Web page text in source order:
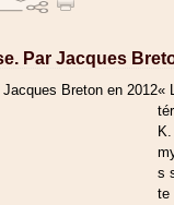
Par Jacques
«
s
te